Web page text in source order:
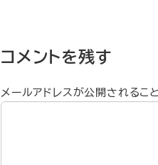
コメントを残す
メールアドレスが公開されるこ